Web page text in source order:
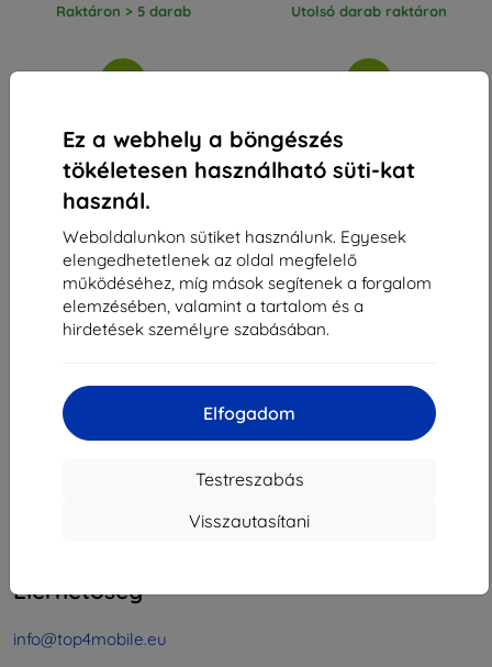
Ez a webhely a böngészés
tökéletesen használható süti-kat
használ.
Weboldalunkon sütiket használunk. Egyesek
elengedhetetlenek az oldal megfelelő
működéséhez, míg mások segítenek a forgalom
elemzésében, valamint a tartalom és a
hirdetések személyre szabásában.
Elfogadom
Testreszabás
Visszautasítani
Raktáron > 5 darab Utolsó darab raktáron
Összes találat4.
Shield-Sk s.r.o.
Rudolf Mocka utca 3750/2A
SK2023549671
Elérhetőség
info@top4mobile.eu